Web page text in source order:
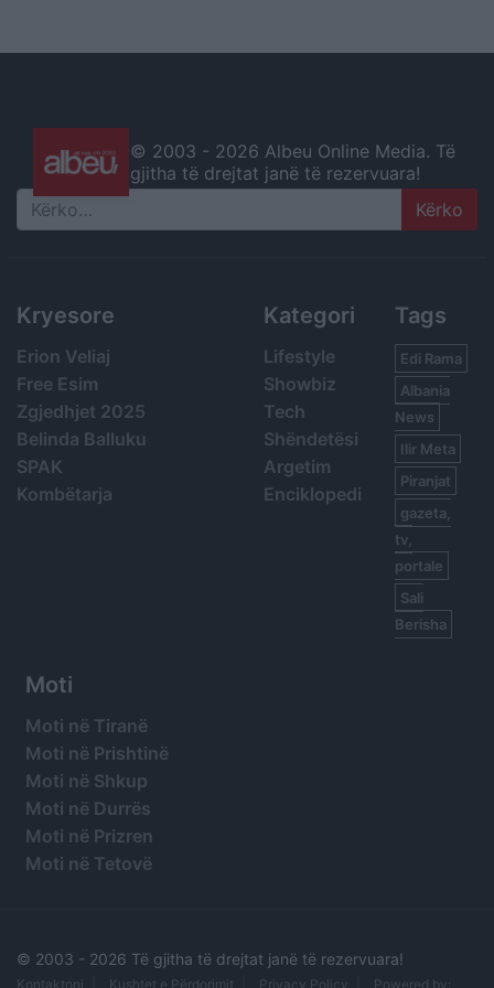
© 2003 - 2026 Albeu Online Media. Të
gjitha të drejtat janë të rezervuara!
Search
Kryesore
Erion Veliaj
Free Esim
Zgjedhjet 2025
Belinda Balluku
SPAK
Kombëtarja
Kategori
Lifestyle
Showbiz
Tech
Shëndetësi
Argetim
Enciklopedi
Tags
Edi Rama
Albania
News
Ilir Meta
Piranjat
gazeta,
tv,
portale
Sali
Berisha
Moti
Moti në Tiranë
Moti në Prishtinë
Moti në Shkup
Moti në Durrës
Moti në Prizren
Moti në Tetovë
© 2003 - 2026 Të gjitha të drejtat janë të rezervuara!
Kontaktoni Kushtet e Përdorimit Privacy Policy Powered by: